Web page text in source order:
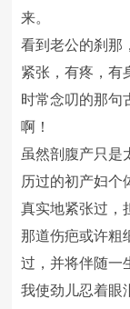
来。
看到老公的刹那
紧张，有疼，有
时常念叨的那句
啊！
虽然剖腹产只是
历过的初产妇个
真实地紧张过，
那道伤疤或许粗
过，并将伴随一
我使劲儿忍着眼